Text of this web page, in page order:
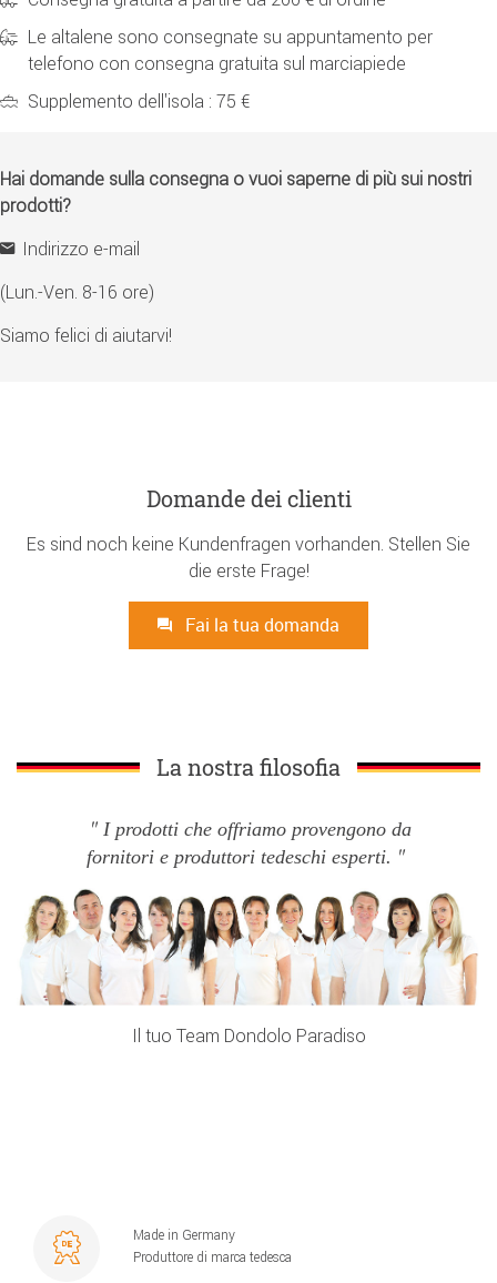
Le altalene sono consegnate su appuntamento per
telefono con consegna gratuita sul marciapiede
Supplemento dell'isola : 75 €
Hai domande sulla consegna o vuoi saperne di più sui nostri
prodotti?
Indirizzo e-mail
(Lun.-Ven. 8-16 ore)
Siamo felici di aiutarvi!
Domande dei clienti
Es sind noch keine Kundenfragen vorhanden. Stellen Sie
die erste Frage!
Fai la tua domanda
La nostra filosofia
I prodotti che offriamo provengono da
fornitori e produttori tedeschi esperti.
Il tuo Team Dondolo Paradiso
Made in Germany
Produttore di marca tedesca